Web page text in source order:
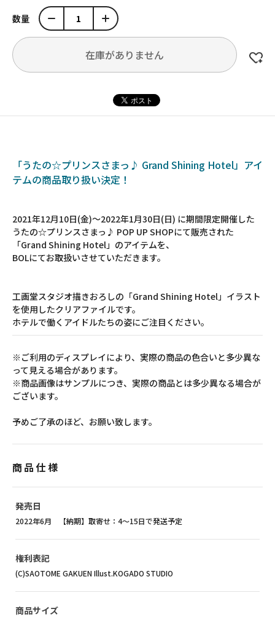
数量
在庫がありません
「うたの☆プリンスさまっ♪ Grand Shining Hotel」アイ
テムの商品取り扱い決定！
2021年12月10日(金)～2022年1月30日(日) に期間限定開催した
うたの☆プリンスさまっ♪ POP UP SHOPにて販売された
「Grand Shining Hotel」のアイテムを、
BOLにてお取扱いさせていただきます。
工画堂スタジオ描きおろしの「Grand Shining Hotel」イラスト
を使用したクリアファイルです。
ホテルで働くアイドルたちの姿にご注目ください。
※ご利用のディスプレイにより、実際の商品の色合いと多少異な
って見える場合があります。
※商品画像はサンプルにつき、実際の商品とは多少異なる場合が
ございます。
予めご了承のほど、お願い致します。
商品仕様
発売日
2022年6月 【納期】取寄せ：4～15日で発送予定
権利表記
(C)SAOTOME GAKUEN Illust.KOGADO STUDIO
商品サイズ